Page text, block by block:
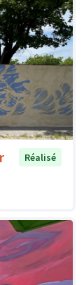
Réalisé